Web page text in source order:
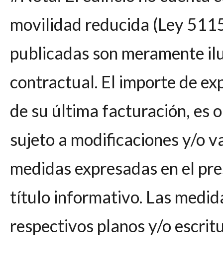
movilidad reducida (Ley
publicadas son meramente
contractual. El importe de
de su última facturación, es
sujeto a modificaciones y/o
medidas expresadas en el
título informativo. Las
respectivos planos y/o